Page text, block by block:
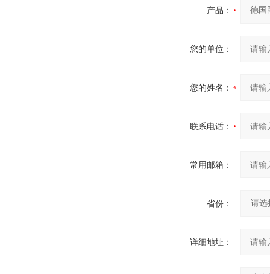
产品：
您的单位：
您的姓名：
联系电话：
常用邮箱：
省份：
详细地址：